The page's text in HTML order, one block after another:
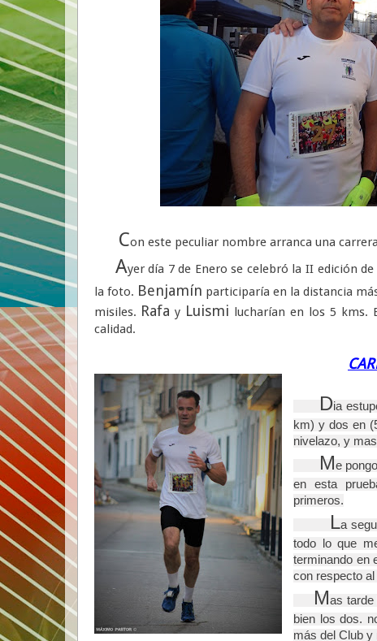
Con este peculiar nombre arranca una
Ayer día 7 de Enero se celebró la II edición
la foto. Benjamín participaría en la distancia
misiles. Rafa y Luismi lucharían en los 5 kms.
calidad.
    D
ia
km) y dos en
nivelazo, y
    M
e
en esta
primeros.
La
todo lo que
terminando en
con respecto
Mas tarde
bien los dos.
más del Club y